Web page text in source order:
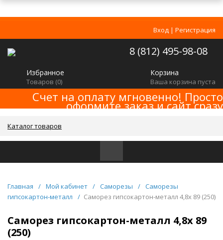
Вход | Регистрация
8 (812) 495-98-08
Избранное
Товаров (0)
Корзина
Ваша корзина пуста
Счет на оплату мгновенно! Просто
оформите заказ и сайт сразу
Каталог товаров
Главная / Мой кабинет / Саморезы / Саморезы
гипсокартон-металл
/ Саморез гипсокартон-металл 4,8x 89 (250)
Саморез гипсокартон-металл 4,8x 89
(250)